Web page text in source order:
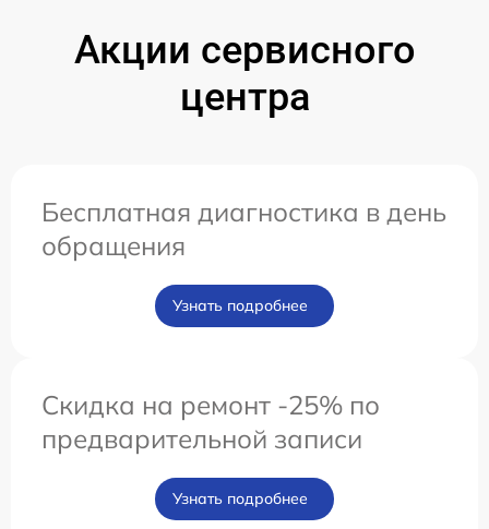
Акции сервисного
центра
Бесплатная диагностика в день
обращения
Узнать подробнее
Скидка на ремонт -25% по
предварительной записи
Узнать подробнее